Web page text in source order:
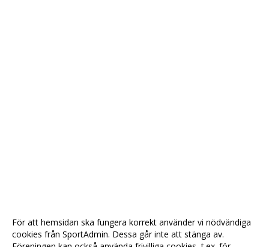
För att hemsidan ska fungera korrekt använder vi nödvändiga
cookies från SportAdmin. Dessa går inte att stänga av.